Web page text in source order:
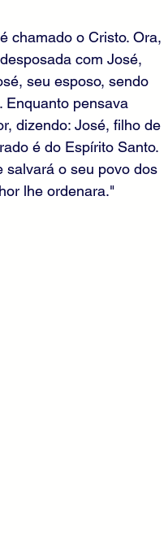
chamado o Cristo. Ora,
com José,
seu esposo, sendo
Enquanto pensava
dizendo: José, filho de
é do Espírito Santo.
salvará o seu povo dos
lhe ordenara."